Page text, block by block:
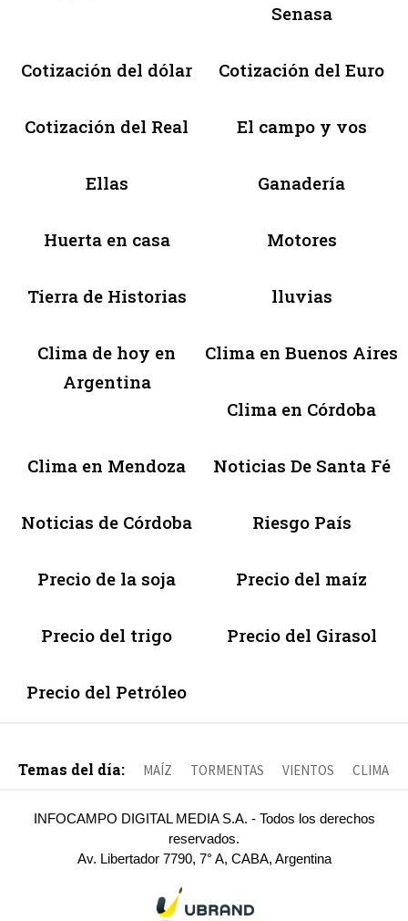
Senasa
Cotización del dólar Cotización del Euro
Cotización del Real El campo y vos
Ellas Ganadería
Huerta en casa Motores
Tierra de Historias lluvias
Clima de hoy en
Argentina
Clima en Buenos Aires
Clima en Córdoba
Clima en Mendoza Noticias De Santa Fé
Noticias de Córdoba Riesgo País
Precio de la soja Precio del maíz
Precio del trigo Precio del Girasol
Precio del Petróleo
Temas del día: MAÍZ TORMENTAS VIENTOS CLIMA
INFOCAMPO DIGITAL MEDIA S.A. - Todos los derechos
reservados.
Av. Libertador 7790, 7° A, CABA, Argentina